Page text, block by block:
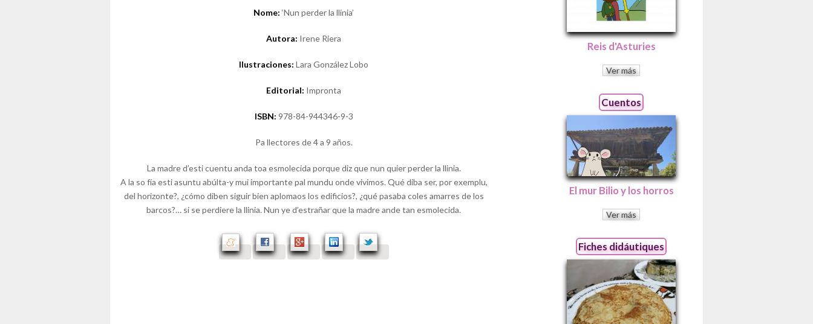
Nome: ‘Nun perder la llinia’
Autora: Irene Riera
Ilustraciones: Lara González Lobo
Editorial: Impronta
ISBN: 978-84-944346-9-3
Pa llectores de 4 a 9 años.
La madre d’esti cuentu anda toa esmolecida porque diz que nun quier perder la llinia.
A la so fía esti asuntu abúlta-y mui importante pal mundu onde vivimos. Qué diba ser, por exemplu,
del horizonte?, ¿cómo diben siguir bien aplomaos los edificios?, ¿qué pasaba coles amarres de los
barcos?… si se perdiere la llinia. Nun ye d’estrañar que la madre ande tan esmolecida.
Reis d'Asturies
Ver más
Cuentos
El mur Bilio y los horros
Ver más
Fiches didáutiques